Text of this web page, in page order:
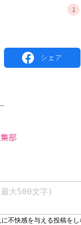
1
部